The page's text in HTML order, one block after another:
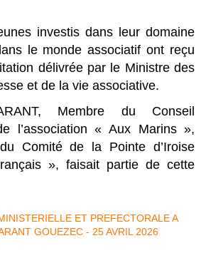
investis dans leur domaine
le monde associatif ont reçu
délivrée par le Ministre des
et de la vie associative.
Membre du Conseil
l’association « Aux Marins »,
Comité de la Pointe d’Iroise
», faisait partie de cette